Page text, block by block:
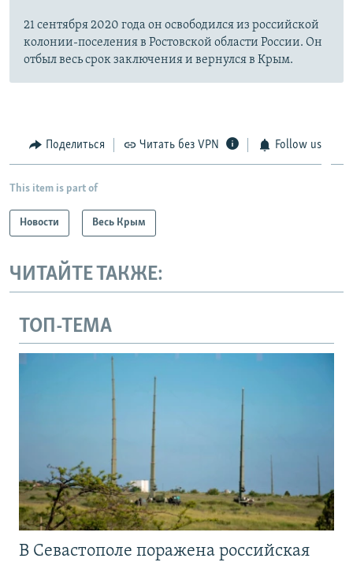
21 сентября 2020 года он освободился из российской
колонии-поселения в Ростовской области России. Он
отбыл весь срок заключения и вернулся в Крым.
Поделиться Читать без VPN Follow us
This item is part of
Новости Весь Крым
ЧИТАЙТЕ ТАКЖЕ:
ТОП-ТЕМА
В Севастополе поражена российская